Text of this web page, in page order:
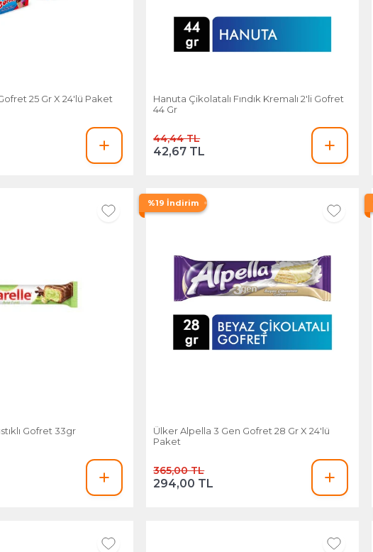
25 Gr X 24'lü Paket
Hanuta Çikolatalı Fındık Kremalı 2'li Gofret
44 Gr
44,44 TL
42,67 TL
Gofret 33gr
%19 İndirim
Ülker Alpella 3 Gen Gofret 28 Gr X 24'lü
Paket
365,00 TL
294,00 TL